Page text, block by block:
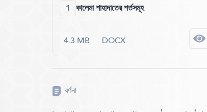
1 কালেমা শাহাদাতের শর্তসমূহ
4.3 MB DOCX
বর্ণনা